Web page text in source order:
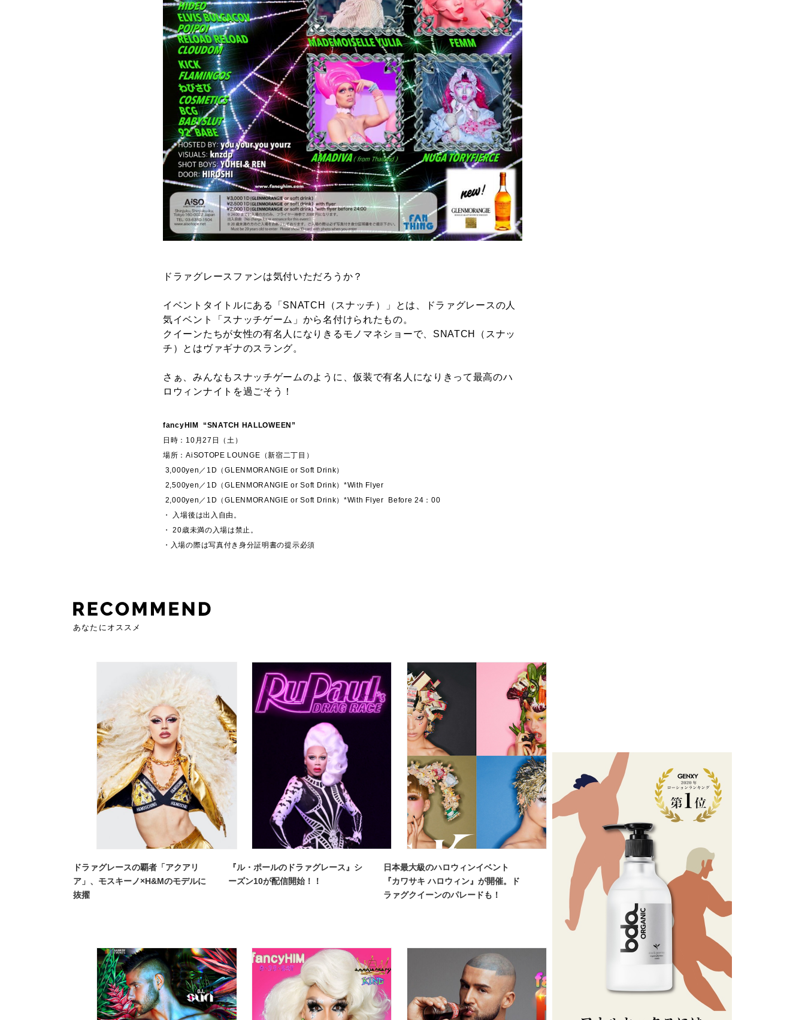
ドラァグレースファンは気付いただろうか？
イベントタイトルにある「SNATCH（スナッチ）」とは、ドラァグレースの人
気イベント「スナッチゲーム」から名付けられたもの。
クイーンたちが女性の有名人になりきるモノマネショーで、SNATCH（スナッ
チ）とはヴァギナのスラング。
さぁ、みんなもスナッチゲームのように、仮装で有名人になりきって最高のハ
ロウィンナイトを過ごそう！
fancyHIM
“SNATCH HALLOWEEN”
日時：10月27日（土）
場所：AiSOTOPE LOUNGE（新宿二丁目）
3,000yen／1D（GLENMORANGIE or Soft Drink）
2,500yen／1D（GLENMORANGIE or Soft Drink）*With Flyer
2,000yen／1D（GLENMORANGIE or Soft Drink）*With Flyer
Before 24：00
・ 入場後は出入自由。
・ 20歳未満の入場は禁止。
・入場の際は写真付き身分証明書の提示必須
あなたにオススメ
ドラァグレースの覇者「アクアリ
ア」、モスキーノ×H&Mのモデルに
抜擢
『ル・ポールのドラァグレース』シ
ーズン10が配信開始！！
日本最大級のハロウィンイベント
『カワサキ ハロウィン』が開催。ド
ラァグクイーンのパレードも！